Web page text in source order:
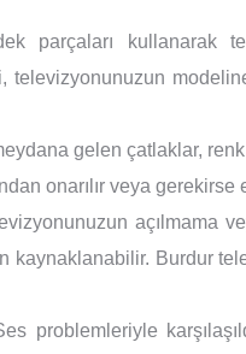
parçaları kullanarak
televizyonunuzun
gelen çatlaklar,
onarılır veya gerekirse
açılmama
kaynaklanabilir. Burdur
problemleriyle